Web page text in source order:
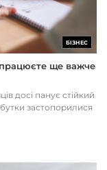
БІЗНЕС
ще важче
досі панує стійкий
застопорилися